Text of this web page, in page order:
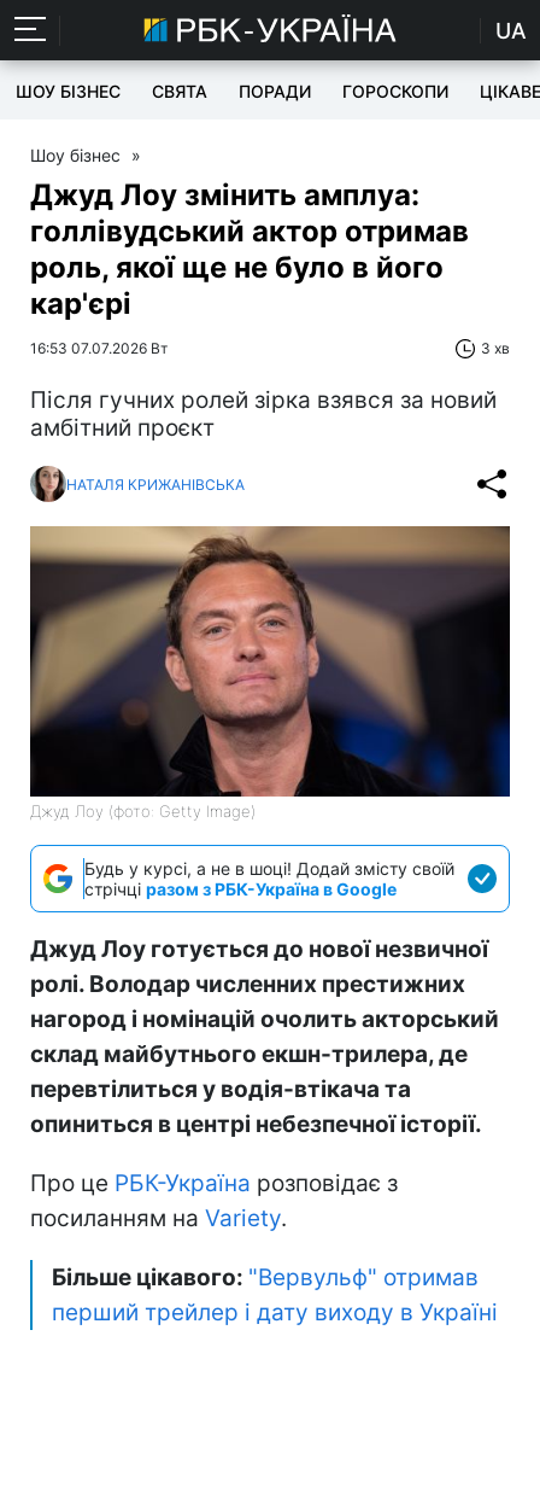
UA
ШОУ БІЗНЕС СВЯТА ПОРАДИ ГОРОСКОПИ ЦІКАВЕ
Шоу бізнес »
Джуд Лоу змінить амплуа:
голлівудський актор отримав
роль, якої ще не було в його
кар'єрі
16:53 07.07.2026 Вт 3 хв
Після гучних ролей зірка взявся за новий
амбітний проєкт
НАТАЛЯ КРИЖАНІВСЬКА
Джуд Лоу (фото: Getty Image)
Будь у курсі, а не в шоці! Додай змісту своїй
стрічці разом з РБК-Україна в Google
Джуд Лоу готується до нової незвичної
ролі. Володар численних престижних
нагород і номінацій очолить акторський
склад майбутнього екшн-трилера, де
перевтілиться у водія-втікача та
опиниться в центрі небезпечної історії.
Про це РБК-Україна розповідає з
посиланням на Variety.
Більше цікавого: "Вервульф" отримав
перший трейлер і дату виходу в Україні